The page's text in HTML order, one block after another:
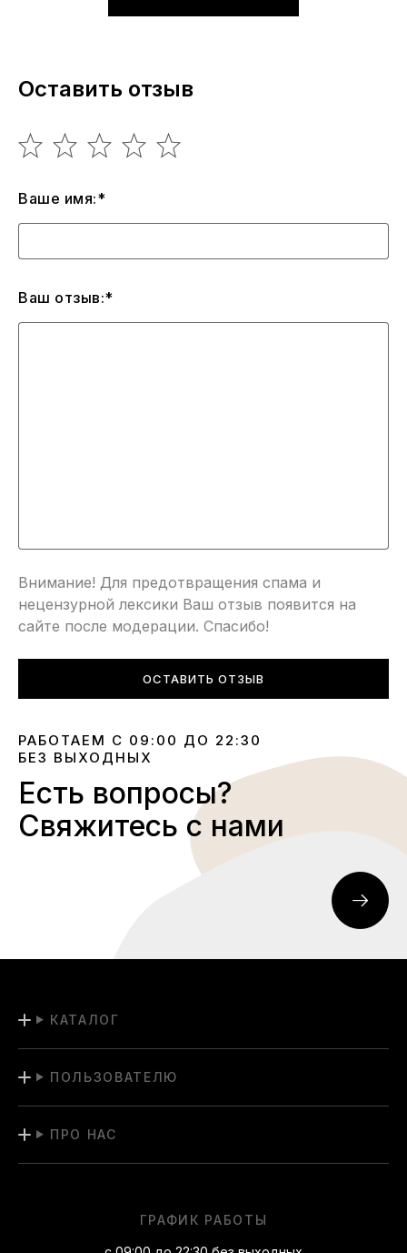
Оставить отзыв
Ваше имя:*
Ваш отзыв:*
Внимание! Для предотвращения спама и
нецензурной лексики Ваш отзыв появится на
сайте после модерации. Спасибо!
ОСТАВИТЬ ОТЗЫВ
РАБОТАЕМ С 09:00 ДО 22:30
БЕЗ ВЫХОДНЫХ
Есть вопросы?
Свяжитесь с нами
КАТАЛОГ
ПОЛЬЗОВАТЕЛЮ
ПРО НАС
ГРАФИК РАБОТЫ